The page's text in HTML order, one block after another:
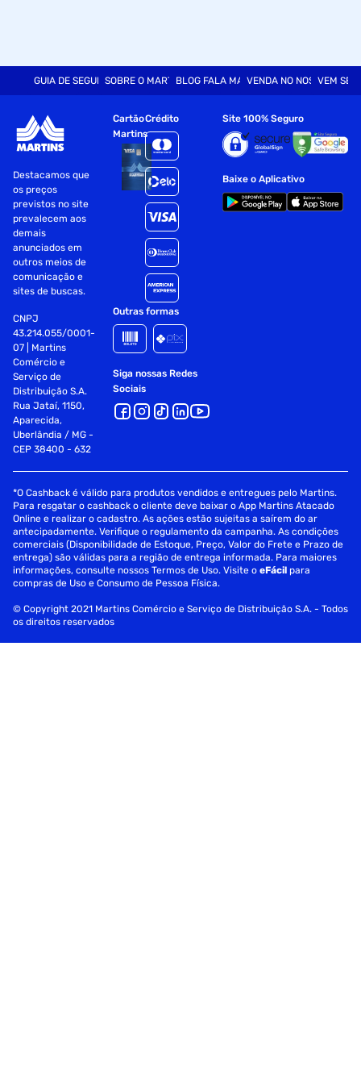
Misture 4 dosadores rasos* (em média 120g) em 250mL de
água gelada ou leite desnatado. Consumir uma porção ao
dia, ou conforme orientação profissional. Advertências
``Este produto não é um medicamento´´ ``Não exceder a
recomendação diária de consumo indicada na embalagem
´´ ``Mantenha fora do alcance de crianças´´ Alergênicos
Contém derivados de leite e soja pode conter derivados de
ovo. Contém lactose.
Especificações
Sabor Baunilha
GUIA DE SEGURANÇASOBRE O MARTINSBLOG FALA MARTVENDA NO NOSSO SITE
VEM SER
Destacamos que
os preços
previstos no site
prevalecem aos
demais
anunciados em
outros meios de
comunicação e
sites de buscas.
CNPJ
43.214.055/0001-
07 | Martins
Comércio e
Serviço de
Distribuição S.A.
Rua Jataí, 1150,
Aparecida,
Uberlândia / MG -
CEP 38400 - 632
Cartão
Martins
Crédito
Outras formas
Siga nossas Redes
Sociais
Site 100% Seguro
Baixe o Aplicativo
*O Cashback é válido para produtos vendidos e entregues pelo Martins.
Para resgatar o cashback o cliente deve baixar o App Martins Atacado
Online e realizar o cadastro. As ações estão sujeitas a saírem do ar
antecipadamente. Verifique o regulamento da campanha. As condições
comerciais (Disponibilidade de Estoque, Preço, Valor do Frete e Prazo de
entrega) são válidas para a região de entrega informada. Para maiores
informações, consulte nossos Termos de Uso. Visite oeFácil para
compras de Uso e Consumo de Pessoa Física.
© Copyright 2021 Martins Comércio e Serviço de Distribuição S.A. - Todos
os direitos reservados